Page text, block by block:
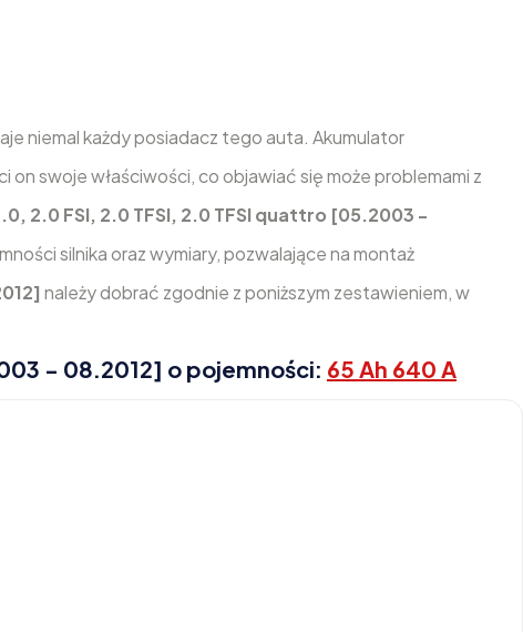
niemal każdy posiadacz tego auta. Akumulator
swoje właściwości, co objawiać się może problemami z
2.0 FSI, 2.0 TFSI, 2.0 TFSI quattro [05.2003 -
silnika oraz wymiary, pozwalające na montaż
należy dobrać zgodnie z poniższym zestawieniem, w
- 08.2012] o pojemności: 65 Ah 640 A